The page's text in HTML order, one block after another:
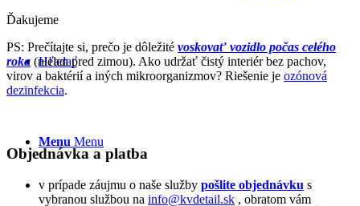
Hľadať
Menu Menu
Ďakujeme
PS: Prečítajte si, prečo je dôležité voskovať vozidlo počas celého
roka (nielen pred zimou). Ako udržať čistý interiér bez pachov,
virov a baktérií a iných mikroorganizmov? Riešenie je ozónová
dezinfekcia.
Objednávka a platba
v prípade záujmu o naše služby pošlite objednávku s
vybranou službou na info@kvdetail.sk , obratom vám